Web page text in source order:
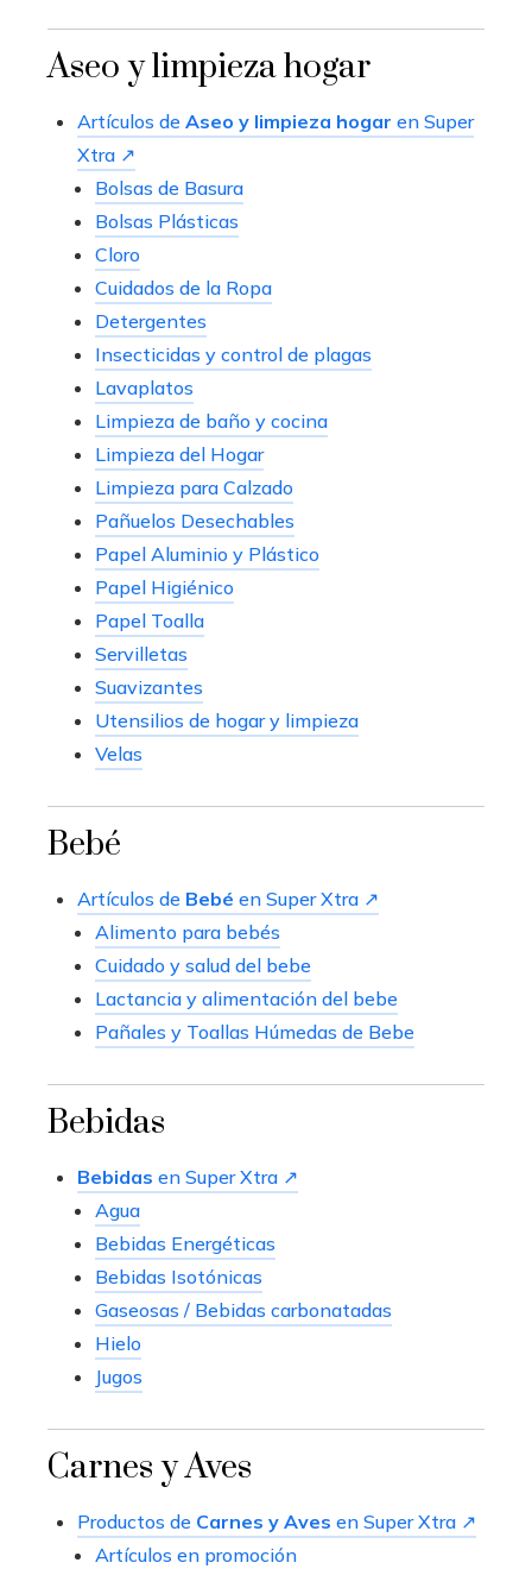
Aseo y limpieza hogar
Artículos de Aseo y limpieza hogar en Super
Xtra ↗
Bolsas de Basura
Bolsas Plásticas
Cloro
Cuidados de la Ropa
Detergentes
Insecticidas y control de plagas
Lavaplatos
Limpieza de baño y cocina
Limpieza del Hogar
Limpieza para Calzado
Pañuelos Desechables
Papel Aluminio y Plástico
Papel Higiénico
Papel Toalla
Servilletas
Suavizantes
Utensilios de hogar y limpieza
Velas
Bebé
Artículos de Bebé en Super Xtra ↗
Alimento para bebés
Cuidado y salud del bebe
Lactancia y alimentación del bebe
Pañales y Toallas Húmedas de Bebe
Bebidas
Bebidas en Super Xtra ↗
Agua
Bebidas Energéticas
Bebidas Isotónicas
Gaseosas / Bebidas carbonatadas
Hielo
Jugos
Carnes y Aves
Productos de Carnes y Aves en Super Xtra ↗
Artículos en promoción